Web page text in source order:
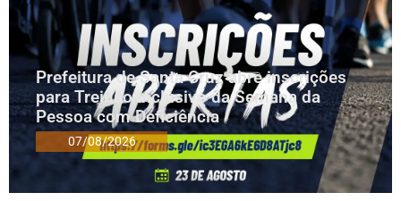
Prefeitura de Santa Cruz abre inscrições
para Treinão Inclusivo da Semana da
Pessoa com Deficiência
07/08/2026